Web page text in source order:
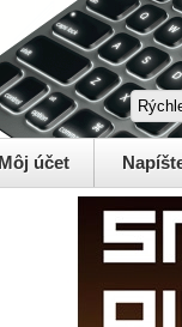
Môj účet